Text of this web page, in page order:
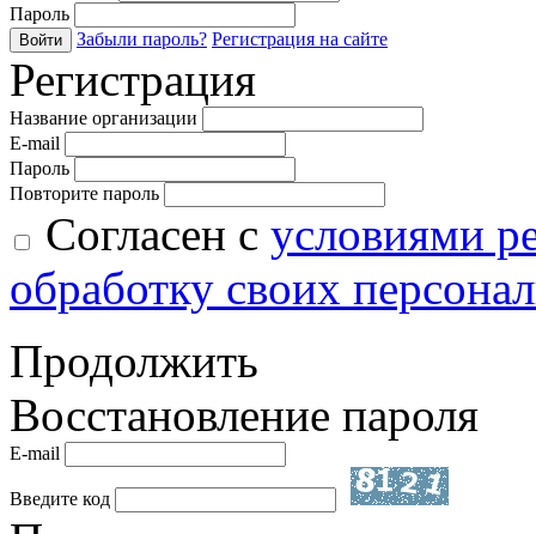
Пароль
Войти Забыли пароль? Регистрация на сайте
Регистрация
Название организации
E-mail
Пароль
Повторите пароль
Согласен с условиями
обработку своих
Продолжить
Восстановление пароля
E-mail
Введите код